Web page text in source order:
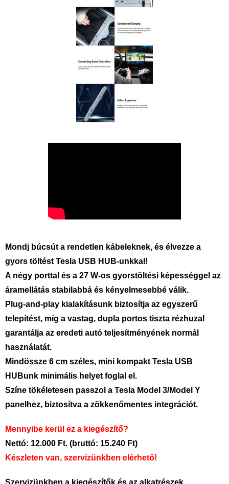
Mondj búcsút a rendetlen kábeleknek, és élvezze a
gyors töltést Tesla USB HUB-unkkal!
A négy porttal és a 27 W-os gyorstöltési képességgel az
áramellátás stabilabbá és kényelmesebbé válik.
Plug-and-play kialakításunk biztosítja az egyszerű
telepítést, míg a vastag, dupla portos tiszta rézhuzal
garantálja az eredeti autó teljesítményének normál
használatát.
Mindössze 6 cm széles, mini kompakt Tesla USB
HUBunk minimális helyet foglal el.
Színe tökéletesen passzol a Tesla Model 3/Model Y
panelhez, biztosítva a zökkenőmentes integrációt.
Mennyibe kerül ez a kiegészítő?
Nettó: 12.000 Ft. (bruttó: 15.240 Ft)
Készleten van, szervizünkben elérhető!
Szervizünkben a kiegészítők és az alkatrészek